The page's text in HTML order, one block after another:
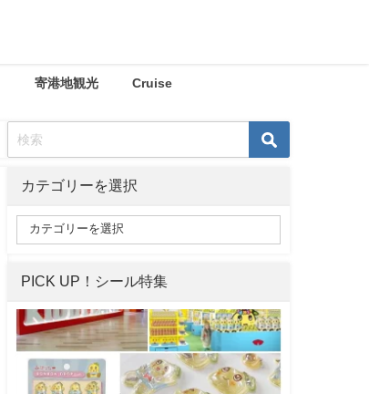
寄港地観光 Cruise
カテゴリーを選択
PICK UP！シール特集